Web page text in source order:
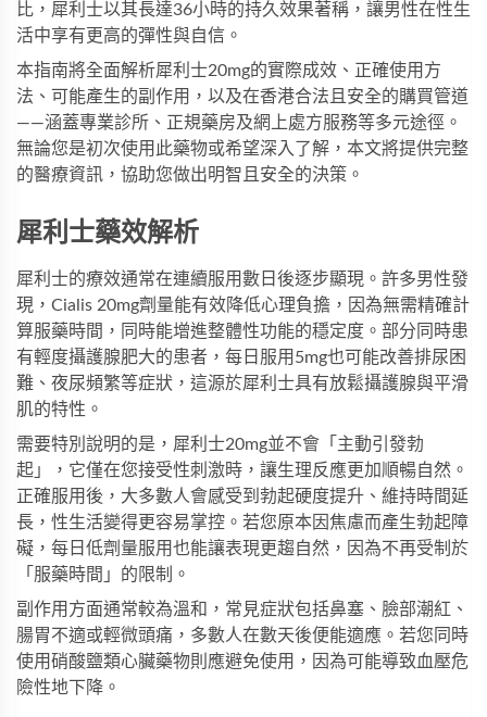
比，犀利士以其長達36小時的持久效果著稱，讓男性在性生
活中享有更高的彈性與自信。
本指南將全面解析犀利士20mg的實際成效、正確使用方
法、可能產生的副作用，以及在香港合法且安全的購買管道
——涵蓋專業診所、正規藥房及網上處方服務等多元途徑。
無論您是初次使用此藥物或希望深入了解，本文將提供完整
的醫療資訊，協助您做出明智且安全的決策。
犀利士藥效解析
犀利士的療效通常在連續服用數日後逐步顯現。許多男性發
現， Cialis 20mg劑量能有效降低心理負擔，因為無需精確計
算服藥時間，同時能增進整體性功能的穩定度。部分同時患
有輕度攝護腺肥大的患者，每日服用5mg也可能改善排尿困
難、夜尿頻繁等症狀，這源於犀利士具有放鬆攝護腺與平滑
肌的特性。
需要特別說明的是，犀利士20mg並不會「主動引發勃
起」，它僅在您接受性刺激時，讓生理反應更加順暢自然。
正確服用後，大多數人會感受到勃起硬度提升、維持時間延
長，性生活變得更容易掌控。若您原本因焦慮而產生勃起障
礙，每日低劑量服用也能讓表現更趨自然，因為不再受制於
「服藥時間」的限制。
副作用方面通常較為溫和，常見症狀包括鼻塞、臉部潮紅、
腸胃不適或輕微頭痛，多數人在數天後便能適應。若您同時
使用硝酸鹽類心臟藥物則應避免使用，因為可能導致血壓危
險性地下降。